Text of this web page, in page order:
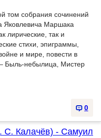
том собрания сочинений
Яковлевича Маршака
лирические, так и
стихи, эпиграммы,
и мире, повести в
Быль-небылица, Мистер
0
С. Калачёв) - Самуил